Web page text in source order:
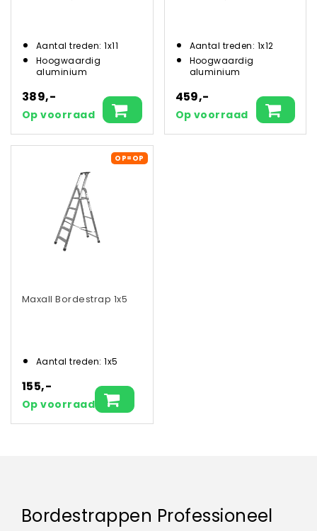
Aantal treden: 1x11
Hoogwaardig
aluminium
389,-
Op voorraad
Aantal treden: 1x12
Hoogwaardig
aluminium
459,-
Op voorraad
OP=OP
Maxall Bordestrap 1x5
Aantal treden: 1x5
155,-
Op voorraad
Bordestrappen Professioneel